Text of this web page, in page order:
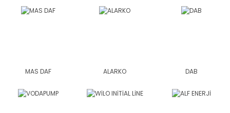
MAS DAF ALARKO DAB